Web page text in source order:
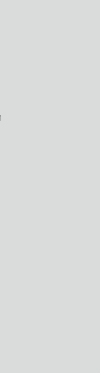
Informationen
Unternehmens,
oder